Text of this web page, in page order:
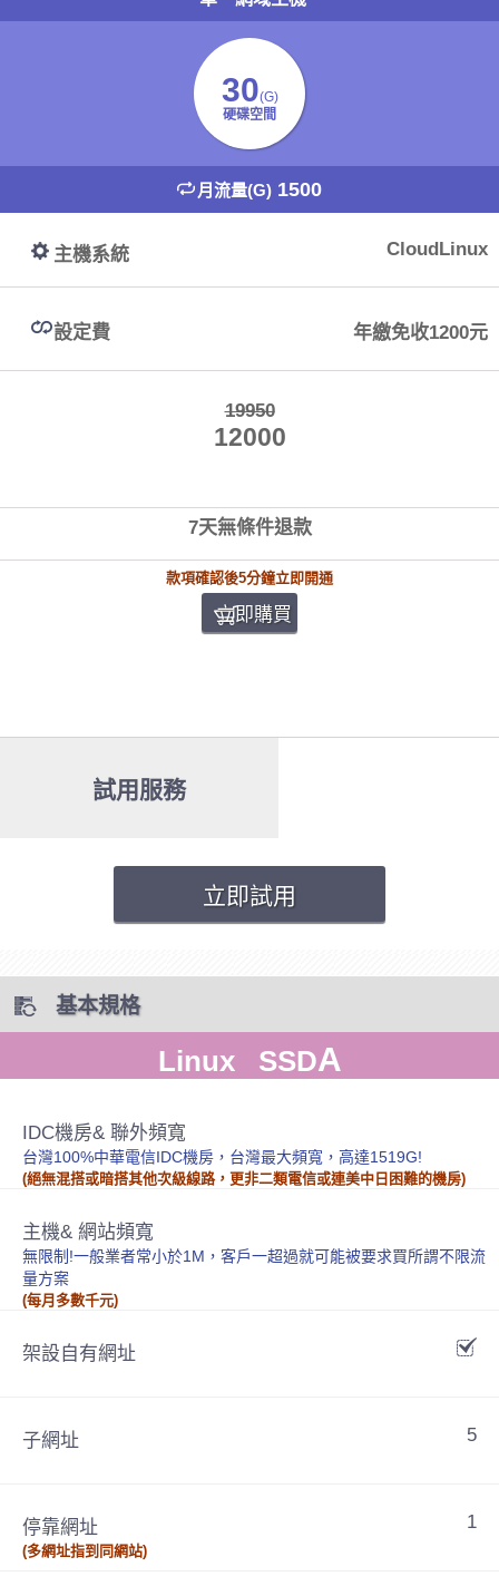
30(G)
硬碟空間
月流量(G) 1500
主機系統 CloudLinux
設定費 年繳免收1200元
19950
12000
7天無條件退款
款項確認後5分鐘立即開通
立即購買
試用服務
立即試用
基本規格
Linux SSDA
IDC機房& 聯外頻寬
台灣100%中華電信IDC機房，台灣最大頻寬，高達1519G!
(絕無混搭或暗搭其他次級線路，更非二類電信或連美中日困難的機房)
主機& 網站頻寬
無限制!一般業者常小於1M，客戶一超過就可能被要求買所謂不限流
量方案
(每月多數千元)
架設自有網址
子網址 5
停靠網址
(多網址指到同網站)
1